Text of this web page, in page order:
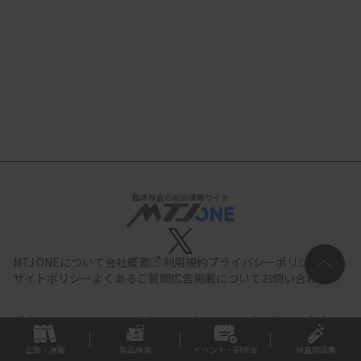
臨床検査の総合情報サイト
MTJ ONEについて会社概要 利用規約プライバシーポリシー
サイトポリシー よくあるご質問広告掲載について お問い合わせ
All documents,images and photographs contained in this site belong
to JIHO,Inc.
Use of these documents, images and photographs is
strictly prohibited.Copyright (C) JIHO,Inc.
企画・連載 製品検索 イベント・研修会 検査用語集